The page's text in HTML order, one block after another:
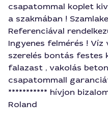
csapatommal koplet
a szakmában !
Referenciával
Ingyenes felmérés ! Víz
szerelés bontás
falazast , vakolás
csapatommall
*********** hívjon
Roland